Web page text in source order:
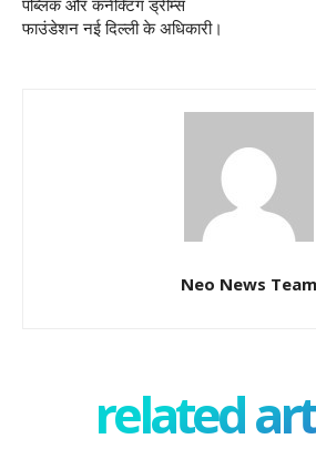
पब्लिक और कनेक्टिंग ड्रीम्स
फाउंडेशन नई दिल्ली के अधिकारी।
Neo News Team
related